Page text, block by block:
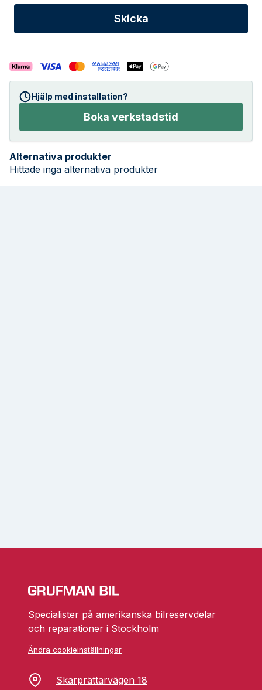
Hjälp med installation?
Boka verkstadstid
Alternativa produkter
Hittade inga alternativa produkter
Specialister på amerikanska bilreservdelar
och reparationer i Stockholm
Ändra cookieinställningar
Skarprättarvägen 18